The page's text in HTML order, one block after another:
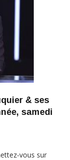
& ses
samedi
vous sur